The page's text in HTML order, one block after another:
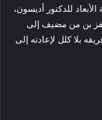
للدكتور أديسون،
بن من مضيف إلى
بلا كلل لإعادته إلى